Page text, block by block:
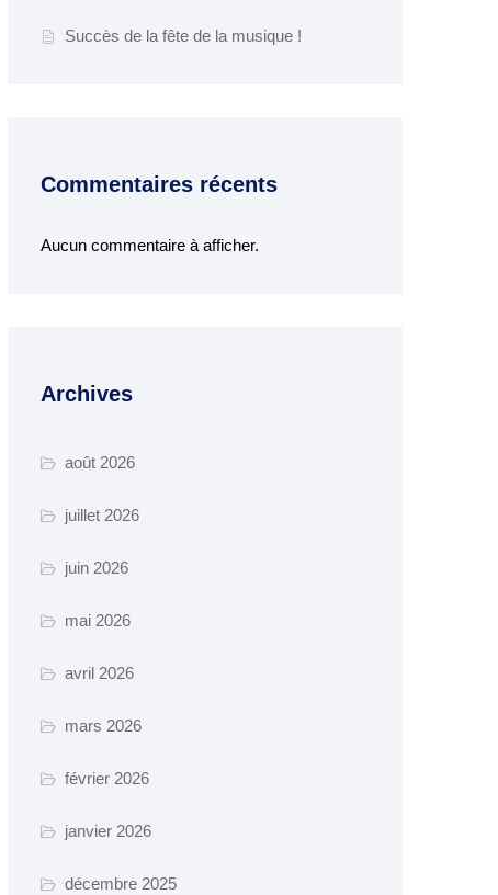
Succès de la fête de la musique !
Commentaires récents
Aucun commentaire à afficher.
Archives
août 2026
juillet 2026
juin 2026
mai 2026
avril 2026
mars 2026
février 2026
janvier 2026
décembre 2025